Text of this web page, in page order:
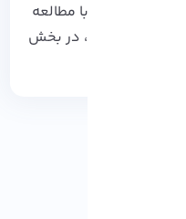
بودید، اگر با مطالعه
باقی مانده است، در بخش